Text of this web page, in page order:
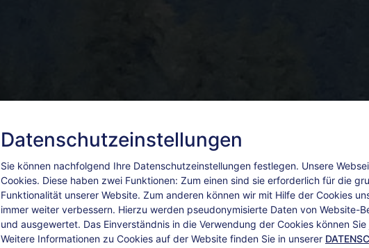
Datenschutzeinstellungen
Sie können nachfolgend Ihre Datenschutzeinstellungen festlegen. Unsere
Cookies. Diese haben zwei Funktionen: Zum einen sind sie erforderlich für die
Funktionalität unserer Website. Zum anderen können wir mit Hilfe der Cookies
immer weiter verbessern. Hierzu werden pseudonymisierte Daten von Website-
und ausgewertet. Das Einverständnis in die Verwendung der Cookies können
Weitere Informationen zu Cookies auf der Website finden Sie in unserer